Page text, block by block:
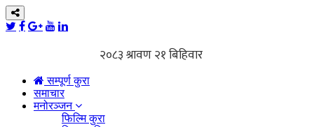
सम्पूर्ण कुरा
समाचार
मनोरञ्जन
फिल्मि कुरा